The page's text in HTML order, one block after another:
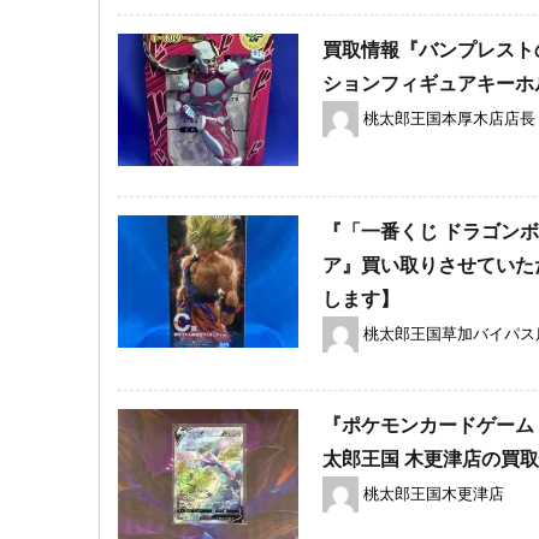
買取情報『バンプレス
ションフィギュアキー
桃太郎王国本厚木店店長
『「一番くじ ドラゴ
ア』買い取りさせてい
します】
桃太郎王国草加バイパス
『ポケモンカードゲー
太郎王国 木更津店の買
桃太郎王国木更津店